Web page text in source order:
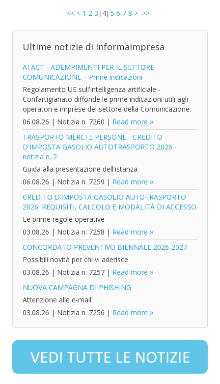
<< < 1 2 3 [4] 5 6 7 8 > >>
Ultime notizie di InformaImpresa
AI ACT - ADEMPIMENTI PER IL SETTORE
COMUNICAZIONE – Prime indicazioni
Regolamento UE sull'intelligenza artificiale -
Confartigianato diffonde le prime indicazioni utili agli
operatori e imprese del settore della Comunicazione.
06.08.26 | Notizia n. 7260 | Read more
TRASPORTO MERCI E PERSONE - CREDITO
D'IMPOSTA GASOLIO AUTOTRASPORTO 2026 -
notizia n. 2
Guida alla presentazione dell'istanza
06.08.26 | Notizia n. 7259 | Read more
CREDITO D’IMPOSTA GASOLIO AUTOTRASPORTO
2026: REQUISITI, CALCOLO E MODALITÀ DI ACCESSO
Le prime regole operative
03.08.26 | Notizia n. 7258 | Read more
CONCORDATO PREVENTIVO BIENNALE 2026-2027
Possibili novità per chi vi aderisce
03.08.26 | Notizia n. 7257 | Read more
NUOVA CAMPAGNA DI PHISHING
Attenzione alle e-mail
03.08.26 | Notizia n. 7256 | Read more